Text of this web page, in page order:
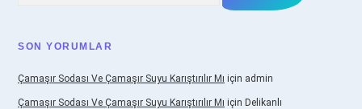
SON YORUMLAR
Çamaşır Sodası Ve Çamaşır Suyu Karıştırılır Mı için admin
Çamaşır Sodası Ve Çamaşır Suyu Karıştırılır Mı için Delikanlı